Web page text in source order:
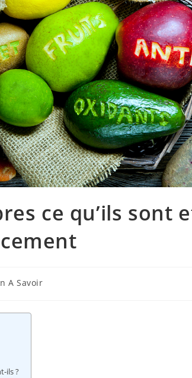
ce qu’ils sont
A Savoir
ils ?